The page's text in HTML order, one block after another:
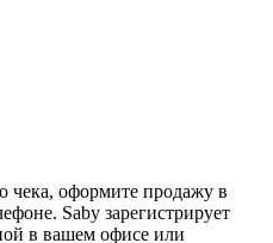
чека, оформите продажу в
Saby зарегистрирует
в вашем офисе или